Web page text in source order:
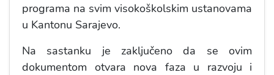
programa na svim visokoškolskim ustanovama
u Kantonu Sarajevo.
Na sastanku je zaključeno da se ovim
dokumentom otvara nova faza u razvoju i